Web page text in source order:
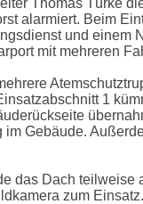
Thomas Türke
alarmiert. Beim
und einem
mit mehreren
1
im Gebäude.
das Dach
zum Einsatz.